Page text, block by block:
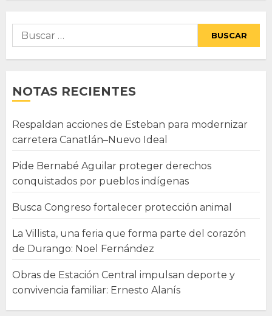
Buscar:
NOTAS RECIENTES
Respaldan acciones de Esteban para modernizar
carretera Canatlán–Nuevo Ideal
Pide Bernabé Aguilar proteger derechos
conquistados por pueblos indígenas
Busca Congreso fortalecer protección animal
La Villista, una feria que forma parte del corazón
de Durango: Noel Fernández
Obras de Estación Central impulsan deporte y
convivencia familiar: Ernesto Alanís